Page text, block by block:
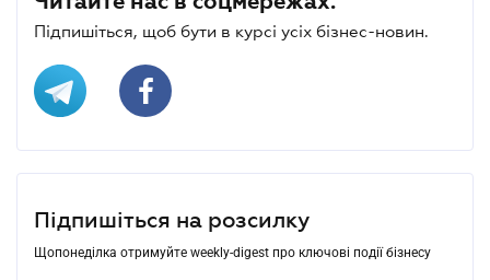
Підпишіться, щоб бути в курсі усіх бізнес-новин.
Підпишіться на розсилку
Щопонеділка отримуйте weekly-digest про ключові події бізнесу